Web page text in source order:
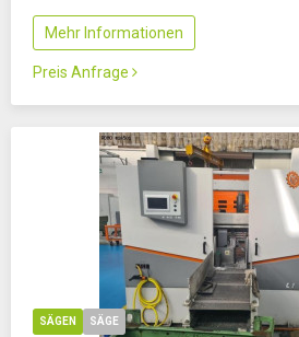
Mehr Informationen
Preis Anfrage
SÄGEN SÄGE